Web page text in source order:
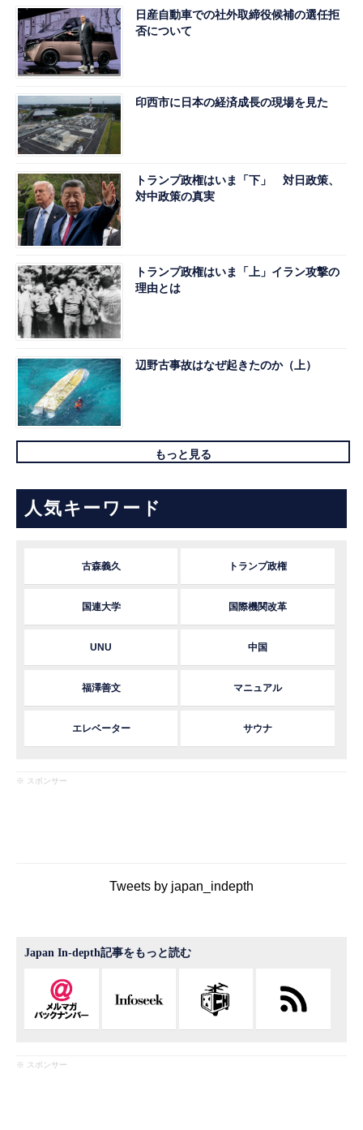
日産自動車での社外取締役候補の選任拒
否について
印西市に日本の経済成長の現場を見た
トランプ政権はいま「下」 対日政策、
対中政策の真実
トランプ政権はいま「上」イラン攻撃の
理由とは
辺野古事故はなぜ起きたのか（上）
もっと見る
人気キーワード
古森義久 トランプ政権
国連大学 国際機関改革
UNU 中国
福澤善文 マニュアル
エレベーター サウナ
※ スポンサー
Tweets by japan_indepth
Japan In-depth記事をもっと読む
※ スポンサー